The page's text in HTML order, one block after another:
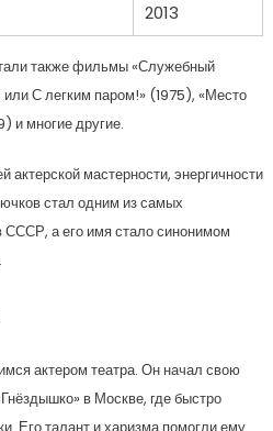
2013
также фильмы «Служебный
С легким паром!» (1975), «Место
и многие другие.
актерской мастерности, энергичности
стал одним из самых
а его имя стало синонимом
актером театра. Он начал свою
в Москве, где быстро